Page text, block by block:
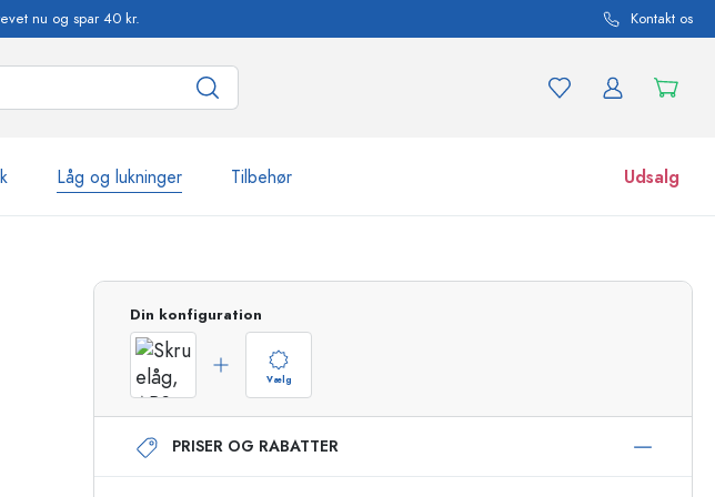
nu og spar 40 kr. Kontakt os
Låg og lukninger Tilbehør Udsalg
Airless-dispensere
Roll-on flasker
Glas
Din konfiguration
Vælg
PRISER OG RABATTER